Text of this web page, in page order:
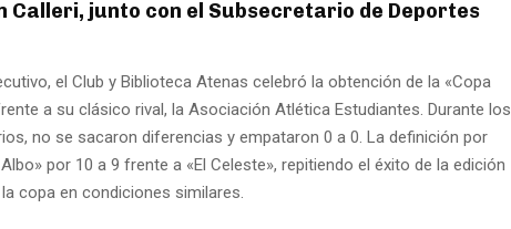
Calleri, junto con el Subsecretario de Deportes
el Club y Biblioteca Atenas celebró la obtención de la «Copa
a su clásico rival, la Asociación Atlética Estudiantes. Durante los
no se sacaron diferencias y empataron 0 a 0. La definición por
por 10 a 9 frente a «El Celeste», repitiendo el éxito de la edición
copa en condiciones similares.